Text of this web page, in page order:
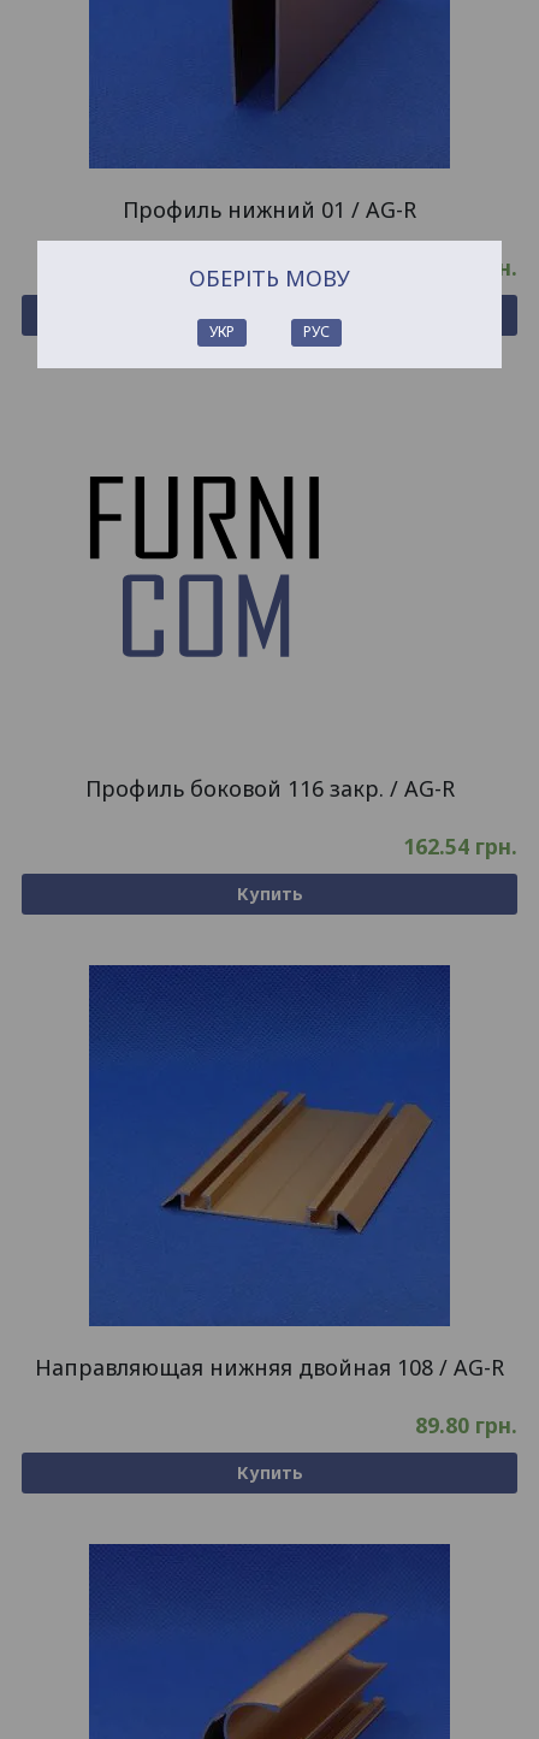
Профиль нижний 01 / AG-R
грн.
Купить
Профиль боковой 116 закр. / AG-R
162.54 грн.
Купить
Направляющая нижняя двойная 108 / AG-R
89.80 грн.
Купить
ОБЕРІТЬ МОВУ
УКР РУС